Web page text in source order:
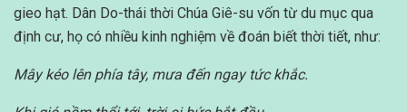
gieo hạt. Dân Do-thái thời Chúa Giê-su vốn từ du mục qua
định cư, họ có nhiều kinh nghiệm về đoán biết thời tiết, như:
Mây kéo lên phía tây, mưa đến ngay tức khắc.